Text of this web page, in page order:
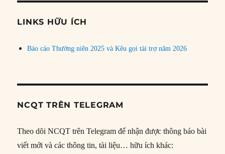
đề
LINKS HỮU ÍCH
Báo cáo Thường niên 2025 và Kêu gọi tài trợ năm 2026
NCQT TRÊN TELEGRAM
Theo dõi NCQT trên Telegram để nhận được thông báo bài
viết mới và các thông tin, tài liệu… hữu ích khác: